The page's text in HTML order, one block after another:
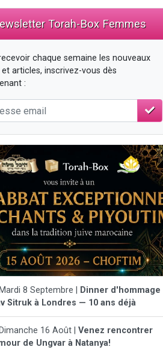
Torah-Box Femmes
chaque semaine les nouveaux
articles, inscrivez-vous dès
:
8 Septembre |
Dinner d'hommage
Sitruk à Londres — 10 ans déjà
16 Août | Venez rencontrer
de Ungvar à Natanya!